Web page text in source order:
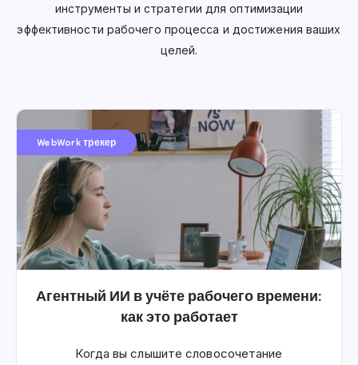
инструменты и стратегии для оптимизации
эффективности рабочего процесса и достижения ваших
целей.
WebWork трекер
Агентный ИИ в учёте рабочего времени:
как это работает
Когда вы слышите словосочетание